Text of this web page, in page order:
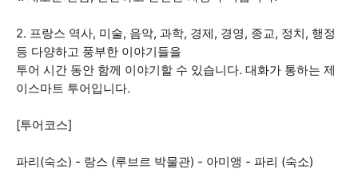
2. 프랑스 역사, 미술, 음악, 과학, 경제, 경영, 종교, 정치, 행정
등 다양하고 풍부한 이야기들을
투어 시간 동안 함께 이야기할 수 있습니다. 대화가 통하는 제
이스마트 투어입니다.
[투어코스]
파리(숙소) - 랑스 (루브르 박물관) - 아미앵 - 파리 (숙소)